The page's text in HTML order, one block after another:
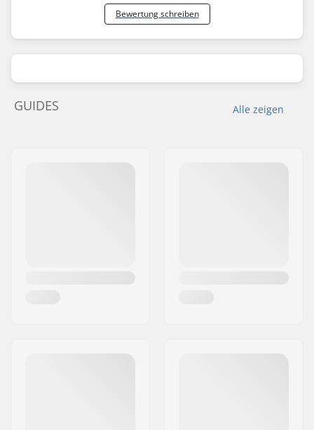
Bewertung schreiben
Alle zeigen
GUIDES